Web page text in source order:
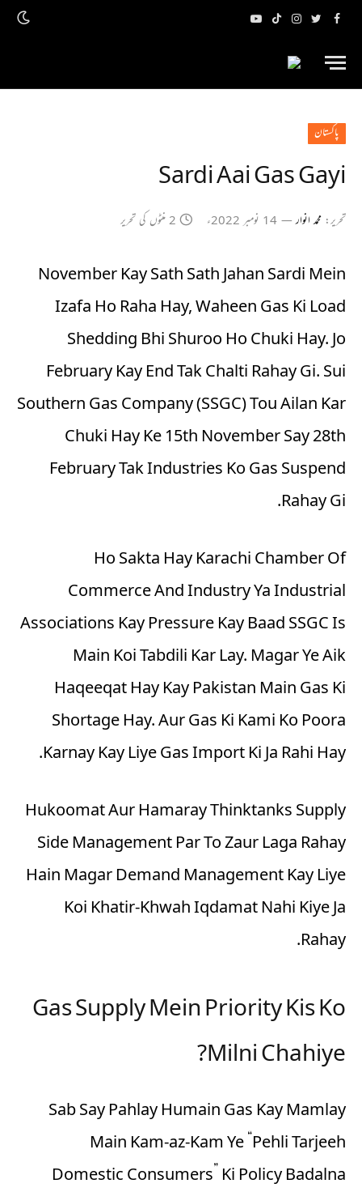
فیس
ٹویٹر انسٹاگرام
ٹک
یوٹیوب
پاکستان
Sardi Aai Gas Gayi
تحریر: محمد انوار 14 نومبر 2022ء 2 منٹوں کی تحریر
November Kay Sath Sath Jahan Sardi Mein
Izafa Ho Raha Hay, Waheen Gas Ki Load
Shedding Bhi Shuroo Ho Chuki Hay. Jo
February Kay End Tak Chalti Rahay Gi. Sui
Southern Gas Company (SSGC) Tou Ailan Kar
Chuki Hay Ke 15th November Say 28th
February Tak Industries Ko Gas Suspend
Rahay Gi.
Ho Sakta Hay Karachi Chamber Of
Commerce And Industry Ya Industrial
Associations Kay Pressure Kay Baad SSGC Is
Main Koi Tabdili Kar Lay. Magar Ye Aik
Haqeeqat Hay Kay Pakistan Main Gas Ki
Shortage Hay. Aur Gas Ki Kami Ko Poora
Karnay Kay Liye Gas Import Ki Ja Rahi Hay.
Hukoomat Aur Hamaray Thinktanks Supply
Side Management Par To Zaur Laga Rahay
Hain Magar Demand Management Kay Liye
Koi Khatir-Khwah Iqdamat Nahi Kiye Ja
Rahay.
Gas Supply Mein Priority Kis Ko
Milni Chahiye?
Sab Say Pahlay Humain Gas Kay Mamlay
Main Kam-az-Kam Ye “Pehli Tarjeeh
Domestic Consumers” Ki Policy Badalna